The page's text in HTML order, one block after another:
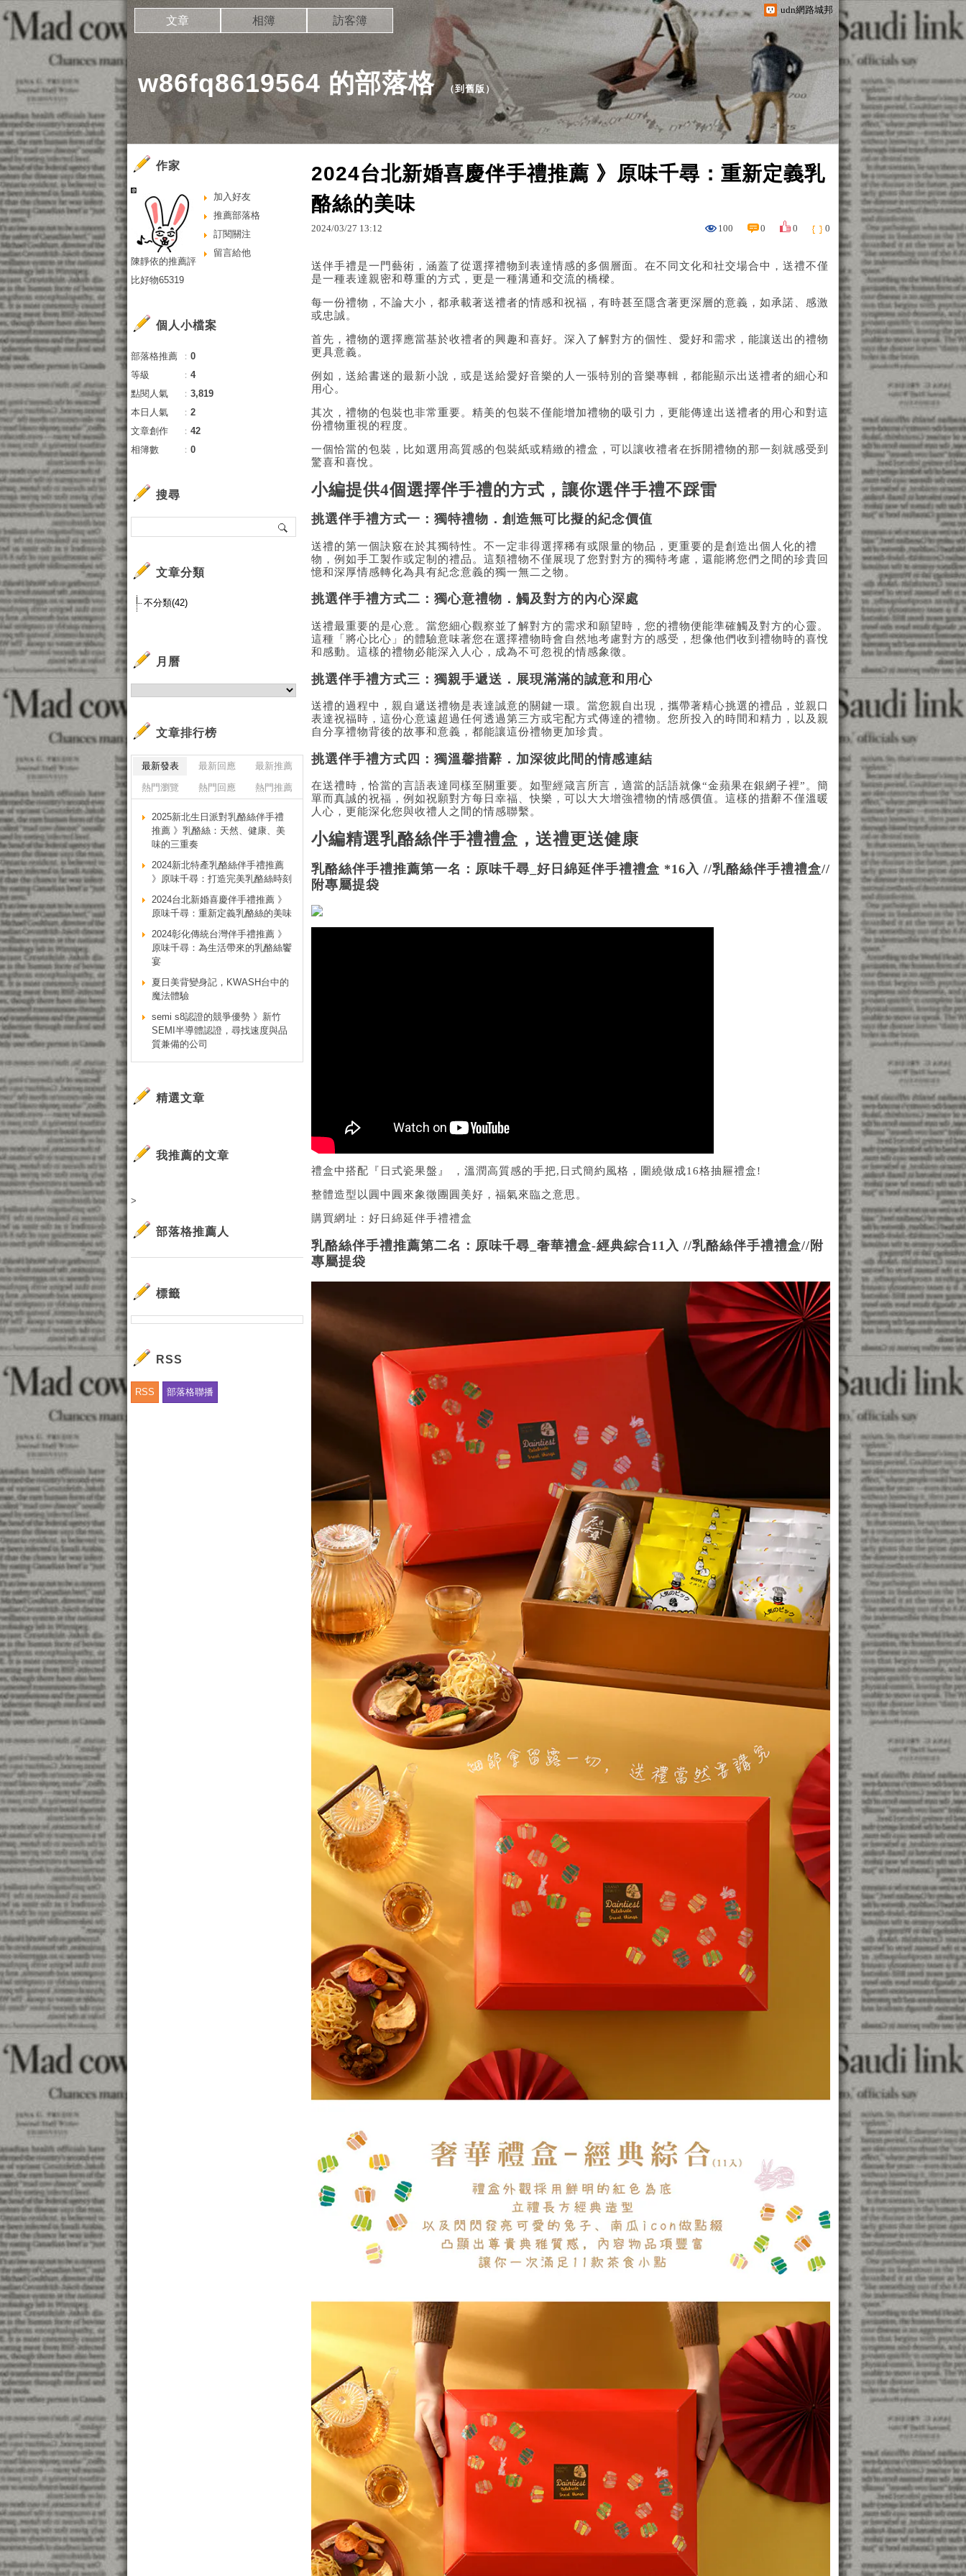
udn網路城邦
w86fq8619564 的部落格（到舊版 ）
文章 相簿 訪客簿
2024台北新婚喜慶伴手禮推薦 》原味千尋：重新定義乳
酪絲的美味
2024/03/27 13:12 100 0 0 0
送伴手禮是一門藝術，涵蓋了從選擇禮物到表達情感的多個層面。在不同文化和社交場合中，送禮不僅
是一種表達親密和尊重的方式，更是一種溝通和交流的橋樑。
每一份禮物，不論大小，都承載著送禮者的情感和祝福，有時甚至隱含著更深層的意義，如承諾、感激
或忠誠。
首先，禮物的選擇應當基於收禮者的興趣和喜好。深入了解對方的個性、愛好和需求，能讓送出的禮物
更具意義。
例如，送給書迷的最新小說，或是送給愛好音樂的人一張特別的音樂專輯，都能顯示出送禮者的細心和
用心。
其次，禮物的包裝也非常重要。精美的包裝不僅能增加禮物的吸引力，更能傳達出送禮者的用心和對這
份禮物重視的程度。
一個恰當的包裝，比如選用高質感的包裝紙或精緻的禮盒，可以讓收禮者在拆開禮物的那一刻就感受到
驚喜和喜悅。
小編提供4個選擇伴手禮的方式，讓你選伴手禮不踩雷
挑選伴手禮方式一：獨特禮物．創造無可比擬的紀念價值
送禮的第一個訣竅在於其獨特性。不一定非得選擇稀有或限量的物品，更重要的是創造出個人化的禮
物，例如手工製作或定制的禮品。這類禮物不僅展現了您對對方的獨特考慮，還能將您們之間的珍貴回
憶和深厚情感轉化為具有紀念意義的獨一無二之物。
挑選伴手禮方式二：獨心意禮物．觸及對方的內心深處
送禮最重要的是心意。當您細心觀察並了解對方的需求和願望時，您的禮物便能準確觸及對方的心靈。
這種「將心比心」的體驗意味著您在選擇禮物時會自然地考慮對方的感受，想像他們收到禮物時的喜悅
和感動。這樣的禮物必能深入人心，成為不可忽視的情感象徵。
挑選伴手禮方式三：獨親手遞送．展現滿滿的誠意和用心
送禮的過程中，親自遞送禮物是表達誠意的關鍵一環。當您親自出現，攜帶著精心挑選的禮品，並親口
表達祝福時，這份心意遠超過任何透過第三方或宅配方式傳達的禮物。您所投入的時間和精力，以及親
自分享禮物背後的故事和意義，都能讓這份禮物更加珍貴。
挑選伴手禮方式四：獨溫馨措辭．加深彼此間的情感連結
在送禮時，恰當的言語表達同樣至關重要。如聖經箴言所言，適當的話語就像“金蘋果在銀網子裡”。簡
單而真誠的祝福，例如祝願對方每日幸福、快樂，可以大大增強禮物的情感價值。這樣的措辭不僅溫暖
人心，更能深化您與收禮人之間的情感聯繫。
小編精選乳酪絲伴手禮禮盒，送禮更送健康
乳酪絲伴手禮推薦第一名：原味千尋_好日綿延伴手禮禮盒 *16入 //乳酪絲伴手禮禮盒//
附專屬提袋
禮盒中搭配『日式瓷果盤』 ，溫潤高質感的手把,日式簡約風格，圍繞做成16格抽屜禮盒!
整體造型以圓中圓來象徵團圓美好，福氣來臨之意思。
購買網址： 好日綿延伴手禮禮盒
乳酪絲伴手禮推薦第二名：原味千尋_奢華禮盒-經典綜合11入 //乳酪絲伴手禮禮盒//附
專屬提袋
作家
加入好友
推薦部落格
訂閱關注
留言給他
陳靜依的推薦評
比好物65319
個人小檔案
部落格推薦 ： 0
等級
： 4
點閱人氣
： 3,819
本日人氣
： 2
文章創作
： 42
相簿數
： 0
搜尋
文章分類
不分類(42)
月曆
文章排行榜
最新發表 最新回應
最新推薦
熱門瀏覽
熱門回應 熱門推薦
2025新北生日派對乳酪絲伴手禮
推薦 》乳酪絲：天然、健康、美
味的三重奏
2024新北特產乳酪絲伴手禮推薦
》原味千尋：打造完美乳酪絲時刻
2024台北新婚喜慶伴手禮推薦 》
原味千尋：重新定義乳酪絲的美味
2024彰化傳統台灣伴手禮推薦 》
原味千尋：為生活帶來的乳酪絲饗
宴
夏日美背變身記，KWASH台中的
魔法體驗
semi s8認證的競爭優勢 》新竹
SEMI半導體認證，尋找速度與品
質兼備的公司
精選文章
我推薦的文章
>
部落格推薦人
標籤
RSS
RSS 部落格聯播